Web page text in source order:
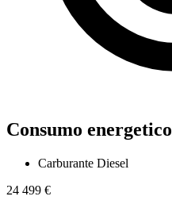
Consumo energetico
Carburante Diesel
24 499 €